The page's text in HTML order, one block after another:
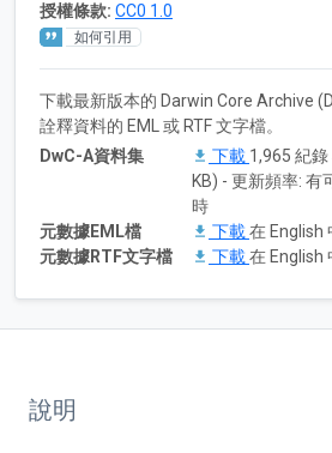
授權條款: CC0 1.0
如何引用
下載最新版本的 Darwin Core Archive
詮釋資料的 EML 或 RTF 文字檔。
DwC-A資料集
下載 1,965 紀
KB) - 更新頻率:
時
元數據EML檔
下載在 English
元數據RTF文字檔
下載在 English
說明